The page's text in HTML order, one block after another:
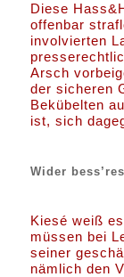
Diese
offenbar
involvierten
Arsch
der sicheren
Bekübelten
ist, sich
Wider
Kiesé weiß
müssen bei
seiner
nämlich den